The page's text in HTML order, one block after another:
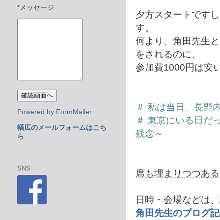
夕方スタートです
す。
何より、角田先生
をされるのに、
参加費1000円は安
＃ 私は当日、長野
＃ 東京にいる日だ
残念～
席も埋まりつつあ
日時・会場などは
角田先生のブログ
*メッセージ
Powered by FormMailer.
幅広のメールフォームはこち
ら
SNS